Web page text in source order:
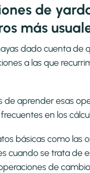
de
más
dado cuenta de
a las que
de aprender esas
en los
básicas como las
cuando se trata de
de